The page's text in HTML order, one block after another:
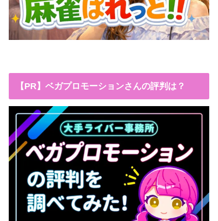
【PR】ベガプロモーションさんの評判は？